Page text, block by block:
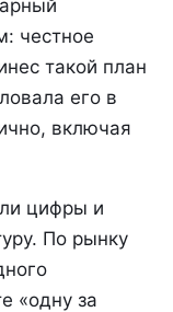
честное
такой план
его в
включая
цифры и
По рынку
«одну за